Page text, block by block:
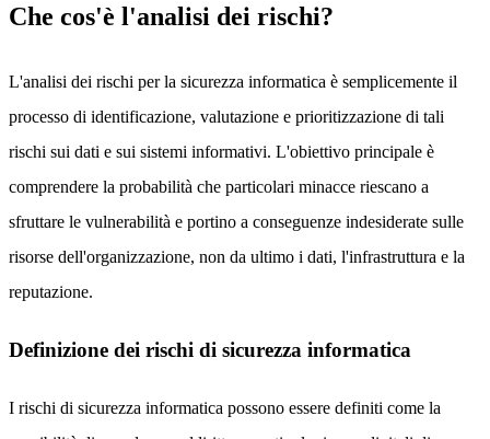
Che cos'è l'analisi dei rischi?
L'analisi dei rischi per la sicurezza informatica è semplicemente il
processo di identificazione, valutazione e prioritizzazione di tali
rischi sui dati e sui sistemi informativi. L'obiettivo principale è
comprendere la probabilità che particolari minacce riescano a
sfruttare le vulnerabilità e portino a conseguenze indesiderate sulle
risorse dell'organizzazione, non da ultimo i dati, l'infrastruttura e la
reputazione.
Definizione dei rischi di sicurezza informatica
I rischi di sicurezza informatica possono essere definiti come la